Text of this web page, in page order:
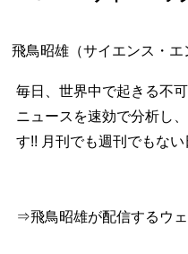
飛鳥昭雄（サイエンス・エ
毎日、世界中で起きる不
ニュースを速効で分析し
す!! 月刊でも週刊でもない
⇒飛鳥昭雄が配信するウ